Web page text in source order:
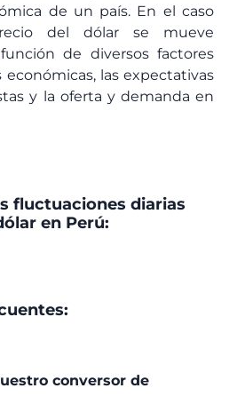
de un país. En el caso
del dólar se mueve
de diversos factores
las expectativas
y la oferta y demanda en
fluctuaciones diarias
en Perú:
conversor de